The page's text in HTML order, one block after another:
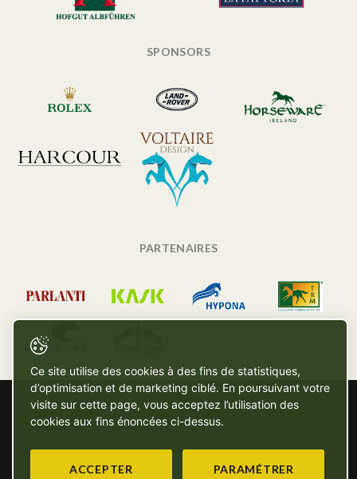
SPONSORS
PARTENAIRES
Ce site utilise des cookies à des fins de statistiques,
d’optimisation et de marketing ciblé. En poursuivant votre
visite sur cette page, vous acceptez l’utilisation des
cookies aux fins énoncées ci-dessus.
ACCEPTER PARAMÉTRER